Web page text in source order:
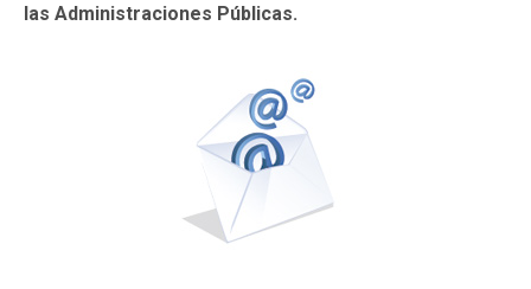
las Administraciones Públicas.